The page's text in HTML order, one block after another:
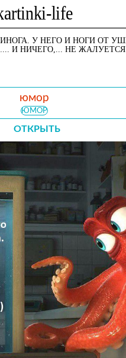
У НЕГО И НОГИ ОТ
И НИЧЕГО,... НЕ ЖАЛУЕТСЯ
юмор
ЮМОР
ОТКРЫТЬ